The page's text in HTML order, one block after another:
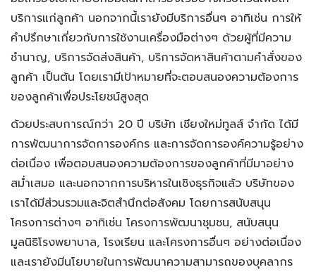
บริการแก่ลูกค้า นอกจากนี้เรายังมีบริการอื่นๆ อาทิเช่น การให้
คำปรึกษาเกี่ยวกับการใช้งานเครื่องมือต่างๆ ด้วยผู้ที่มีความ
ชำนาญ, บริการจัดส่งสินค้า, บริการจัดหาสินค้าตามคำสั่งของ
ลูกค้า เป็นต้น โดยเรามีเป้าหมายที่จะตอบสนองความต้องการ
ของลูกค้าเพื่อประโยชน์สูงสุด
ด้วยประสบการณ์กว่า 20 ปี บริษัท เชียงใหม่ทูลส์ จำกัด ได้มี
การพัฒนาการจัดการองค์กร และการจัดการองค์ความรู้อย่าง
ต่อเนื่อง เพื่อตอบสนองความต้องการของลูกค้าที่มีมาอย่าง
สม่ำเสมอ และนอกจากการบริหารในเชิงธุรกิจแล้ว บริษัทของ
เราได้มีส่วนรวมและจิตสำนึกต่อสังคม โดยการสนับสนุน
โครงการต่างๆ อาทิเช่น โครงการพัฒนาชุมชน, สนับสนุน
มูลนิธิโรงพยาบาล, โรงเรียน และโครงการอื่นๆ อย่างต่อเนื่อง
และเรายังมีนโยบายในการพัฒนาความสามารถของบุคลากร